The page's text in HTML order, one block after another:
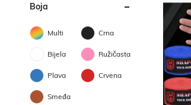
Boja
Multi Crna
Bijela Ružičasta
Plava Crvena
Smeđa